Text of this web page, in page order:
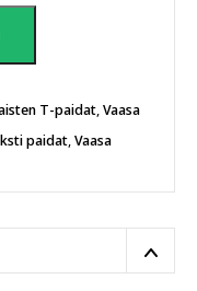
T-paidat,Vaasa
paidat,Vaasa